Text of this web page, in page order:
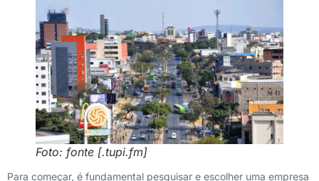
Foto: fonte [.tupi.fm]
Para começar, é fundamental pesquisar e escolher uma empresa